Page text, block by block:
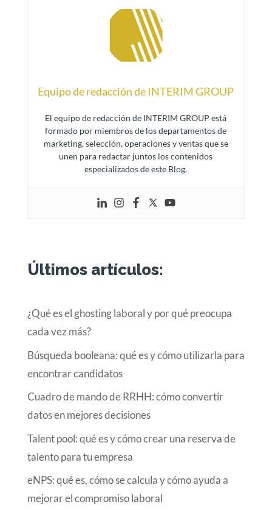
Equipo de redacción de INTERIM GROUP
El equipo de redacción de INTERIM GROUP está
formado por miembros de los departamentos de
marketing, selección, operaciones y ventas que se
unen para redactar juntos los contenidos
especializados de este Blog.
Últimos artículos:
¿Qué es el ghosting laboral y por qué preocupa
cada vez más?
Búsqueda booleana: qué es y cómo utilizarla para
encontrar candidatos
Cuadro de mando de RRHH: cómo convertir
datos en mejores decisiones
Talent pool: qué es y cómo crear una reserva de
talento para tu empresa
eNPS: qué es, cómo se calcula y cómo ayuda a
mejorar el compromiso laboral